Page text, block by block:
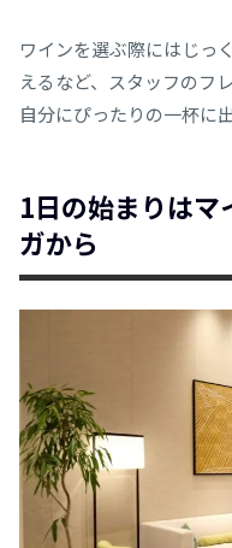
ワインを選ぶ際にはじっ
えるなど、スタッフのフ
自分にぴったりの一杯に
1日の始まりはマ
ガから